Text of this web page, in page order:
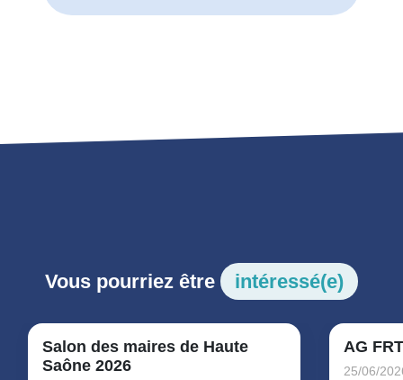
Vous pourriez être intéressé(e)
Salon des maires de Haute
Saône 2026
AG
25/06/